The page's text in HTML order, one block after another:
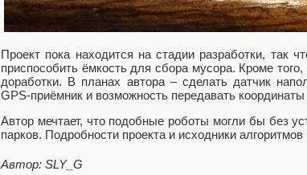
Проект пока находится на стадии разработки, так
приспособить ёмкость для сбора мусора. Кроме
доработки. В планах автора – сделать датчик
GPS-приёмник и возможность передавать
Автор мечтает, что подобные роботы могли бы без
парков. Подробности проекта и исходники
Автор: SLY_G